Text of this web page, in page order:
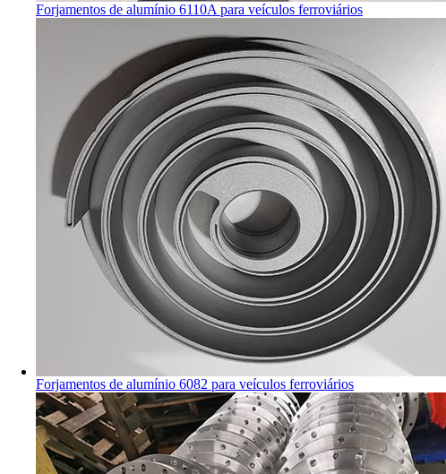
Forjamentos de alumínio 6110A para veículos ferroviários
Forjamentos de alumínio 6082 para veículos ferroviários